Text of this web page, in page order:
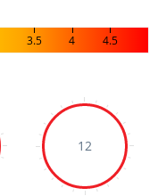
3.5 4 4.5
12